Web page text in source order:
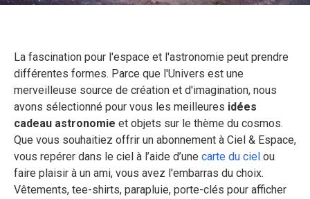
La fascination pour l'espace et l'astronomie peut prendre
différentes formes. Parce que l'Univers est une
merveilleuse source de création et d'imagination, nous
avons sélectionné pour vous les meilleures idées
cadeau astronomie et objets sur le thème du cosmos.
Que vous souhaitiez offrir un abonnement à Ciel & Espace,
vous repérer dans le ciel à l’aide d’une carte du ciel ou
faire plaisir à un ami, vous avez l'embarras du choix.
Vêtements, tee-shirts, parapluie, porte-clés pour afficher